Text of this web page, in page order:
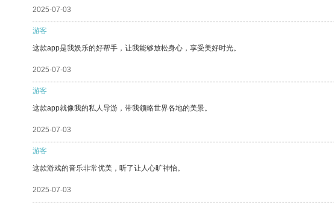
2025-07-03
游客
这款app是我娱乐的好帮手，让我能够放松身心，享受美好时光。
2025-07-03
游客
这款app就像我的私人导游，带我领略世界各地的美景。
2025-07-03
游客
这款游戏的音乐非常优美，听了让人心旷神怡。
2025-07-03